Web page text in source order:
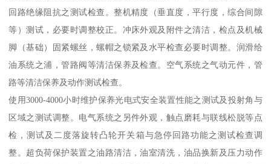
回路绝缘阻抗之测试检查。整机精度（垂直度，平行度，综合间隙
等）测试，必要时调整校正。冲床外观及附件之清洁，检点及机械
脚（基础）固紧螺丝，螺帽之锁紧及水平检查必要时调整。润滑给
油系统之浦，管路阀等清洁保养及检查。空气系统之气动元件，管
路等清洁保养及动作测试检查。
使用3000-4000小时维护保养光电式安全装置性能之测试及投射角与
区域之测试调整。电气系统之另件外观，触点磨耗与联线松脱等点
检，测试及二度落旋转凸轮开关箱与急停回路功能之测试检查调
整。超负荷保护装置之油路清洁，油室清洗，油品换新及压力动作